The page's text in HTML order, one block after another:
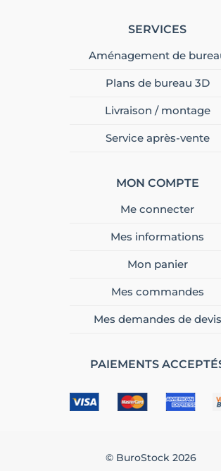
SERVICES
Aménagement de
Plans de bureau 3D
Livraison / montage
Service après-vente
MON COMPTE
Me connecter
Mes informations
Mon panier
Mes commandes
Mes demandes de devis
PAIEMENTS
© BuroStock 2026